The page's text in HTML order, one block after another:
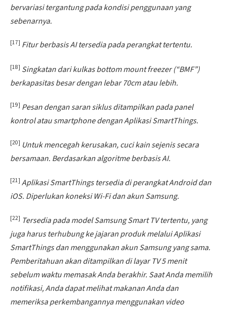
bervariasi tergantung pada kondisi penggunaan yang
sebenarnya.
[17] Fitur berbasis AI tersedia pada perangkat tertentu.
[18] Singkatan dari kulkas bottom mount freezer (“BMF”)
berkapasitas besar dengan lebar 70cm atau lebih.
[19] Pesan dengan saran siklus ditampilkan pada panel
kontrol atau smartphone dengan Aplikasi SmartThings.
[20] Untuk mencegah kerusakan, cuci kain sejenis secara
bersamaan. Berdasarkan algoritme berbasis AI.
[21] Aplikasi SmartThings tersedia di perangkat Android dan
iOS. Diperlukan koneksi Wi-Fi dan akun Samsung.
[22] Tersedia pada model Samsung Smart TV tertentu, yang
juga harus terhubung ke jajaran produk melalui Aplikasi
SmartThings dan menggunakan akun Samsung yang sama.
Pemberitahuan akan ditampilkan di layar TV 5 menit
sebelum waktu memasak Anda berakhir. Saat Anda memilih
notifikasi, Anda dapat melihat makanan Anda dan
memeriksa perkembangannya menggunakan video